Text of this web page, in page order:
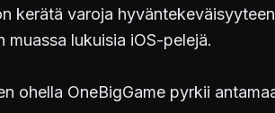
kerätä varoja
muassa lukuisia iOS-pelejä.
ohella OneBigGame pyrkii